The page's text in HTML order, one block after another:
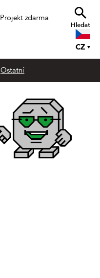
Projekt zdarma
Hledat
CZ
Ostatní